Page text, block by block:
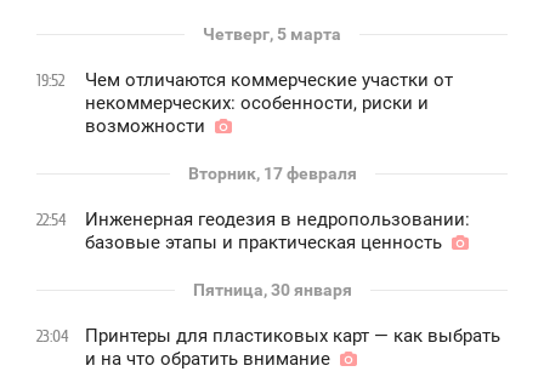
Четверг, 5 марта
19:52
Чем отличаются коммерческие участки от
некоммерческих: особенности, риски и
возможности
Вторник, 17 февраля
22:54
Инженерная геодезия в недропользовании:
базовые этапы и практическая ценность
Пятница, 30 января
23:04
Принтеры для пластиковых карт — как выбрать
и на что обратить внимание